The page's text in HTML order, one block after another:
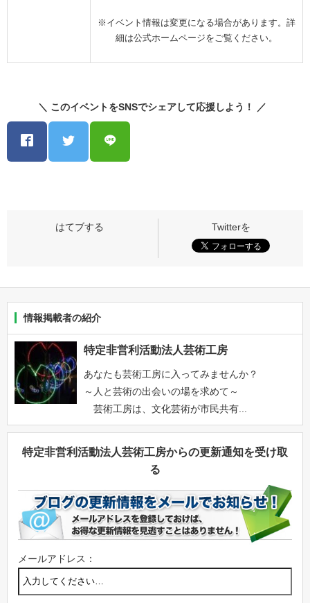
※イベント情報は変更になる場合があります。詳
細は公式ホームページをご覧ください。
＼ このイベントをSNSでシェアして応援しよう！ ／
情報掲載者の紹介
特定非営利活動法人芸術工房
あなたも芸術工房に入ってみませんか？
～人と芸術の出会いの場を求めて～
芸術工房は、文化芸術が市民共有...
特定非営利活動法人芸術工房からの更新通知を受け取
る
メールアドレス：